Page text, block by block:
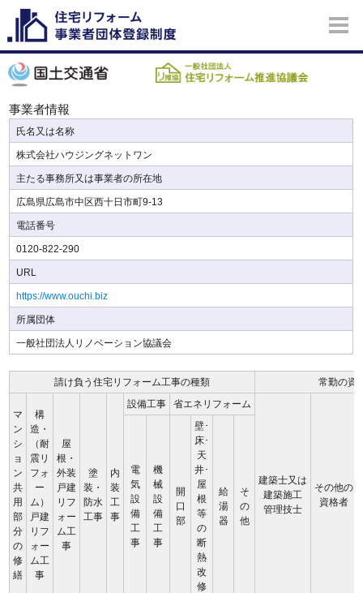
事業者情報
氏名又は名称
株式会社ハウジングネットワン
主たる事務所又は事業者の所在地
広島県広島市中区西十日市町9-13
電話番号
0120-822-290
URL
https://www.ouchi.biz
所属団体
一般社団法人リノベーション協議会
請け負う住宅リフォーム工事の種類 常勤の資
マ
ン
シ
ョ
ン
共
用
部
分
の
修
繕
構
造・
（耐
震リ
フォ
ー
ム）
戸建
リフ
ォー
ム工
事
屋
根・
外装
戸建
リフ
ォー
ム工
事
塗
装・
防水
工事
内
装
工
事
設備工事 省エネリフォーム
建築士又は
建築施工
管理技士
その他の
資格者
電
気
設
備
工
事
機
械
設
備
工
事
開
口
部
壁･
床･
天
井･
屋
根
等
の
断
熱
改
修
給
湯
器
そ
の
他